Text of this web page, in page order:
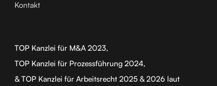
Kontakt
TOP Kanzlei für M&A 2023,
TOP Kanzlei für Prozessführung 2024,
& TOP Kanzlei für Arbeitsrecht 2025 & 2026 laut